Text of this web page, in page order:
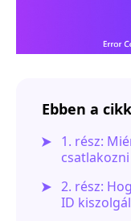
Ebben a
1. rész:
2. rész:
ID